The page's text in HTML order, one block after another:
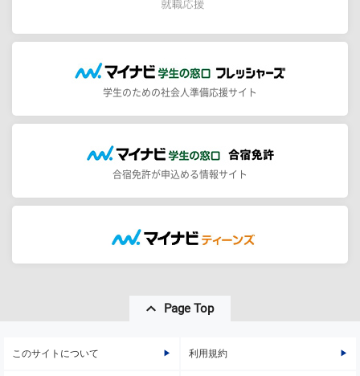
学生のための社会人準備応援サイト
合宿免許が申込める情報サイト
Page Top
このサイトについて 利用規約